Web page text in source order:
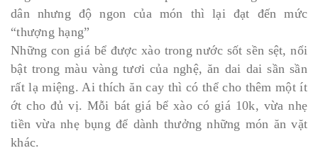
dân nhưng độ ngon của món thì lại đạt đến mức
“thượng hạng”
Những con giá bể được xào trong nước sốt sền sệt, nổi
bật trong màu vàng tươi của nghệ, ăn dai dai sần sần
rất lạ miệng. Ai thích ăn cay thì có thể cho thêm một ít
ớt cho đủ vị. Mỗi bát giá bể xào có giá 10k, vừa nhẹ
tiền vừa nhẹ bụng để dành thưởng những món ăn vặt
khác.